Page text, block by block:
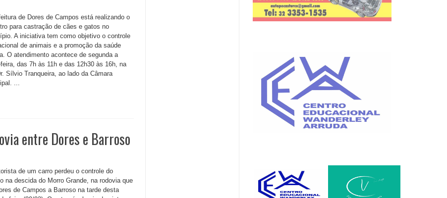
de Dores de Campos está realizando o
para castração de cães e gatos no
A iniciativa tem como objetivo o controle
de animais e a promoção da saúde
O atendimento acontece de segunda a
das 7h às 11h e das 12h30 às 16h, na
Sílvio Tranqueira, ao lado da Câmara
...
entre Dores e Barroso
de um carro perdeu o controle do
na descida do Morro Grande, na rodovia que
de Campos a Barroso na tarde desta